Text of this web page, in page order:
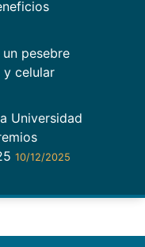
pesebre
celular
Universidad
10/12/2025